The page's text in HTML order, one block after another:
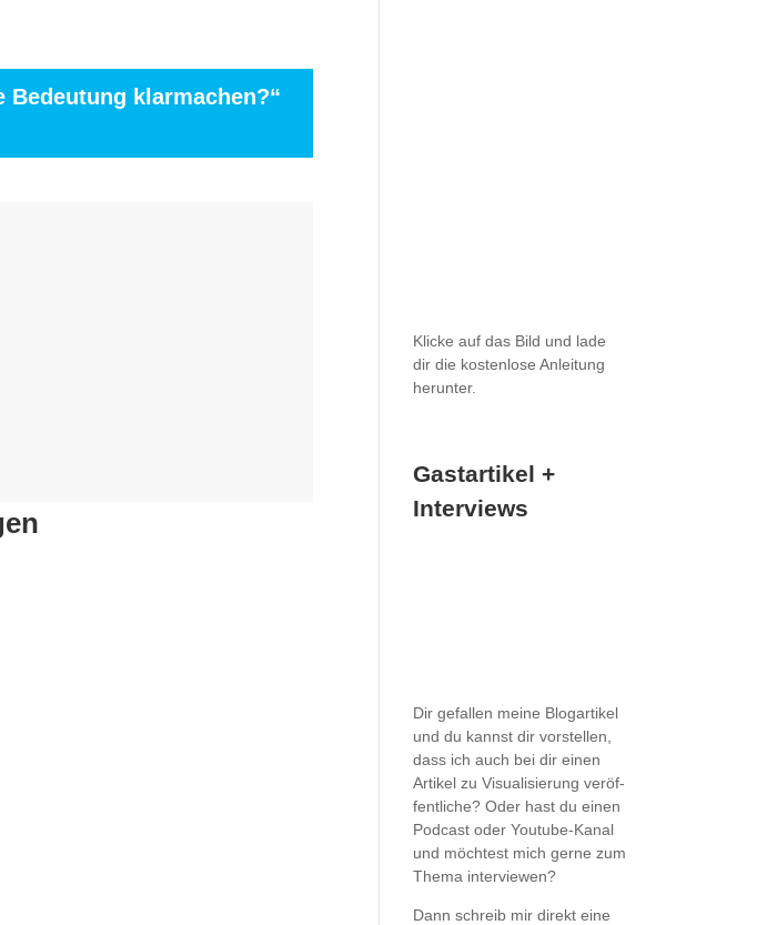
Bedeu­tung klar­ma­chen?“
Kli­cke auf das Bild und lade
dir die kos­ten­lose Anlei­tung
herunter.
Gastartikel +
Interviews
Dir gefal­len meine Blog­ar­ti­kel
und du kannst dir vor­stel­len,
dass ich auch bei dir einen
Arti­kel zu Visua­li­sie­rung ver­öf­
fent­li­che? Oder hast du einen
Pod­cast oder You­­tube-Kanal
und möch­test mich gerne zum
Thema interviewen?
Dann schreib mir direkt eine